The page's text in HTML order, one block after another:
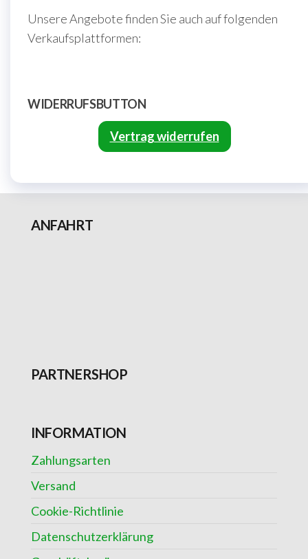
Unsere Angebote finden Sie auch auf folgenden
Verkaufsplattformen:
WIDERRUFSBUTTON
Vertrag widerrufen
ANFAHRT
PARTNERSHOP
INFORMATION
Zahlungsarten
Versand
Cookie-Richtlinie
Datenschutzerklärung